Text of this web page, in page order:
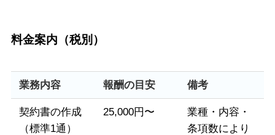
料金案内（税別）
業務内容 報酬の目安 備考
契約書の作成
（標準1通）
25,000円〜
業種・内容・
条項数により